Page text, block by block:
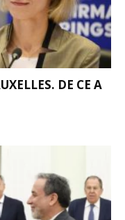
DE CE A